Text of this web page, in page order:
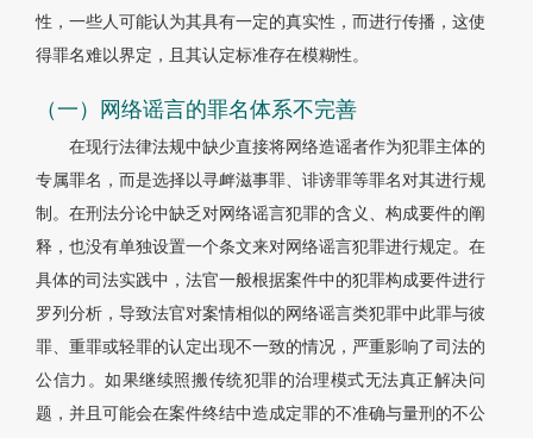
性，一些人可能认为其具有一定的真实性，而进行传播，这使
得罪名难以界定，且其认定标准存在模糊性。
（一）网络谣言的罪名体系不完善
在现行法律法规中缺少直接将网络造谣者作为犯罪主体的
专属罪名，而是选择以寻衅滋事罪、诽谤罪等罪名对其进行规
制。在刑法分论中缺乏对网络谣言犯罪的含义、构成要件的阐
释，也没有单独设置一个条文来对网络谣言犯罪进行规定。在
具体的司法实践中，法官一般根据案件中的犯罪构成要件进行
罗列分析，导致法官对案情相似的网络谣言类犯罪中此罪与彼
罪、重罪或轻罪的认定出现不一致的情况，严重影响了司法的
公信力。如果继续照搬传统犯罪的治理模式无法真正解决问
题，并且可能会在案件终结中造成定罪的不准确与量刑的不公